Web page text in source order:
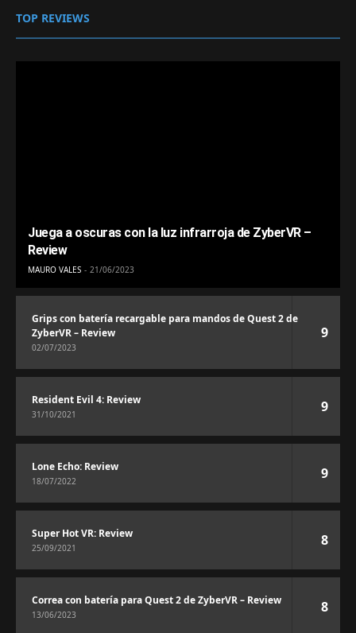
TOP REVIEWS
Juega a oscuras con la luz infrarroja de ZyberVR –
Review
MAURO VALES 21/06/2023
Grips con batería recargable para mandos de Quest 2 de
ZyberVR – Review
02/07/2023
9
Resident Evil 4: Review
31/10/2021 9
Lone Echo: Review
18/07/2022 9
Super Hot VR: Review
25/09/2021 8
Correa con batería para Quest 2 de ZyberVR – Review
13/06/2023 8